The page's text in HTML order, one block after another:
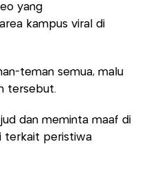
yang
kampus viral di
teman semua, malu
tersebut.
dan meminta maaf di
terkait peristiwa